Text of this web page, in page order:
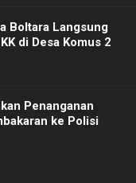
Boltara Langsung
di Desa Komus 2
Penanganan
ke Polisi